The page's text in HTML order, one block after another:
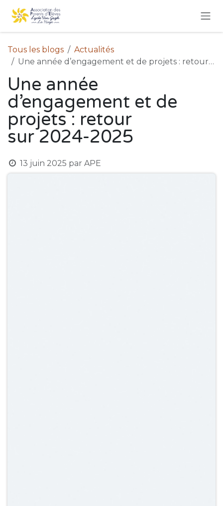
Se rendre au contenu
Tous les blogs
Actualités
Une année d’engagement et de projets : retour sur 2024-2025
Une année
d’engagement et de
projets : retour
sur 2024-2025
13 juin 2025 par APE